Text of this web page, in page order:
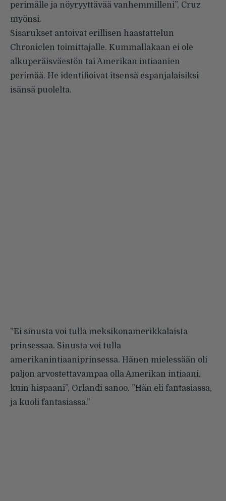
perimälle ja nöyryyttävää vanhemmilleni”, Cruz
myönsi.
Sisarukset antoivat erillisen haastattelun
Chroniclen toimittajalle. Kummallakaan ei ole
alkuperäisväestön tai Amerikan intiaanien
perimää. He identifioivat itsensä espanjalaisiksi
isänsä puolelta.
”Ei sinusta voi tulla meksikonamerikkalaista
prinsessaa. Sinusta voi tulla
amerikanintiaaniprinsessa. Hänen mielessään oli
paljon arvostettavampaa olla Amerikan intiaani,
kuin hispaani”, Orlandi sanoo. ”Hän eli fantasiassa,
ja kuoli fantasiassa.”